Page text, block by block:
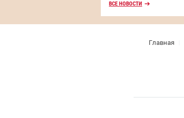
ВСЕ НОВОСТИ
Главная